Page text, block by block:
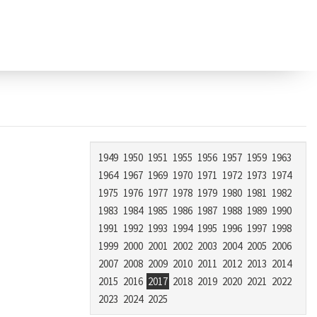
1949 1950 1951 1955 1956 1957 1959 1963
1964 1967 1969 1970 1971 1972 1973 1974
1975 1976 1977 1978 1979 1980 1981 1982
1983 1984 1985 1986 1987 1988 1989 1990
1991 1992 1993 1994 1995 1996 1997 1998
1999 2000 2001 2002 2003 2004 2005 2006
2007 2008 2009 2010 2011 2012 2013 2014
2015 2016 2017 2018 2019 2020 2021 2022
2023 2024 2025